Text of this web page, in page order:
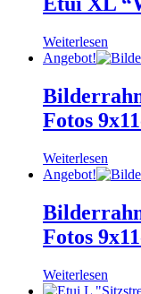
Weiterlesen
Angebot!
Fotos
Weiterlesen
Angebot!
Fotos
Weiterlesen